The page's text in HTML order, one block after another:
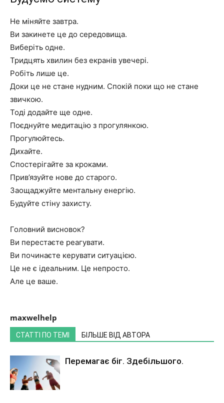
Не міняйте завтра.
Ви закинете це до середовища.
Виберіть одне.
Тридцять хвилин без екранів увечері.
Робіть лише це.
Доки це не стане нудним. Спокій поки що не стане
звичкою.
Тоді додайте ще одне.
Поєднуйте медитацію з прогулянкою.
Прогулюйтесь.
Дихайте.
Спостерігайте за кроками.
Прив’язуйте нове до старого.
Заощаджуйте ментальну енергію.
Будуйте стіну захисту.
Головний висновок?
Ви перестаєте реагувати.
Ви починаєте керувати ситуацією.
Це не є ідеальним. Це непросто.
Але це ваше.
maxwelhelp
СТАТТІ ПО ТЕМІ БІЛЬШЕ ВІД АВТОРА
Перемагає біг. Здебільшого.